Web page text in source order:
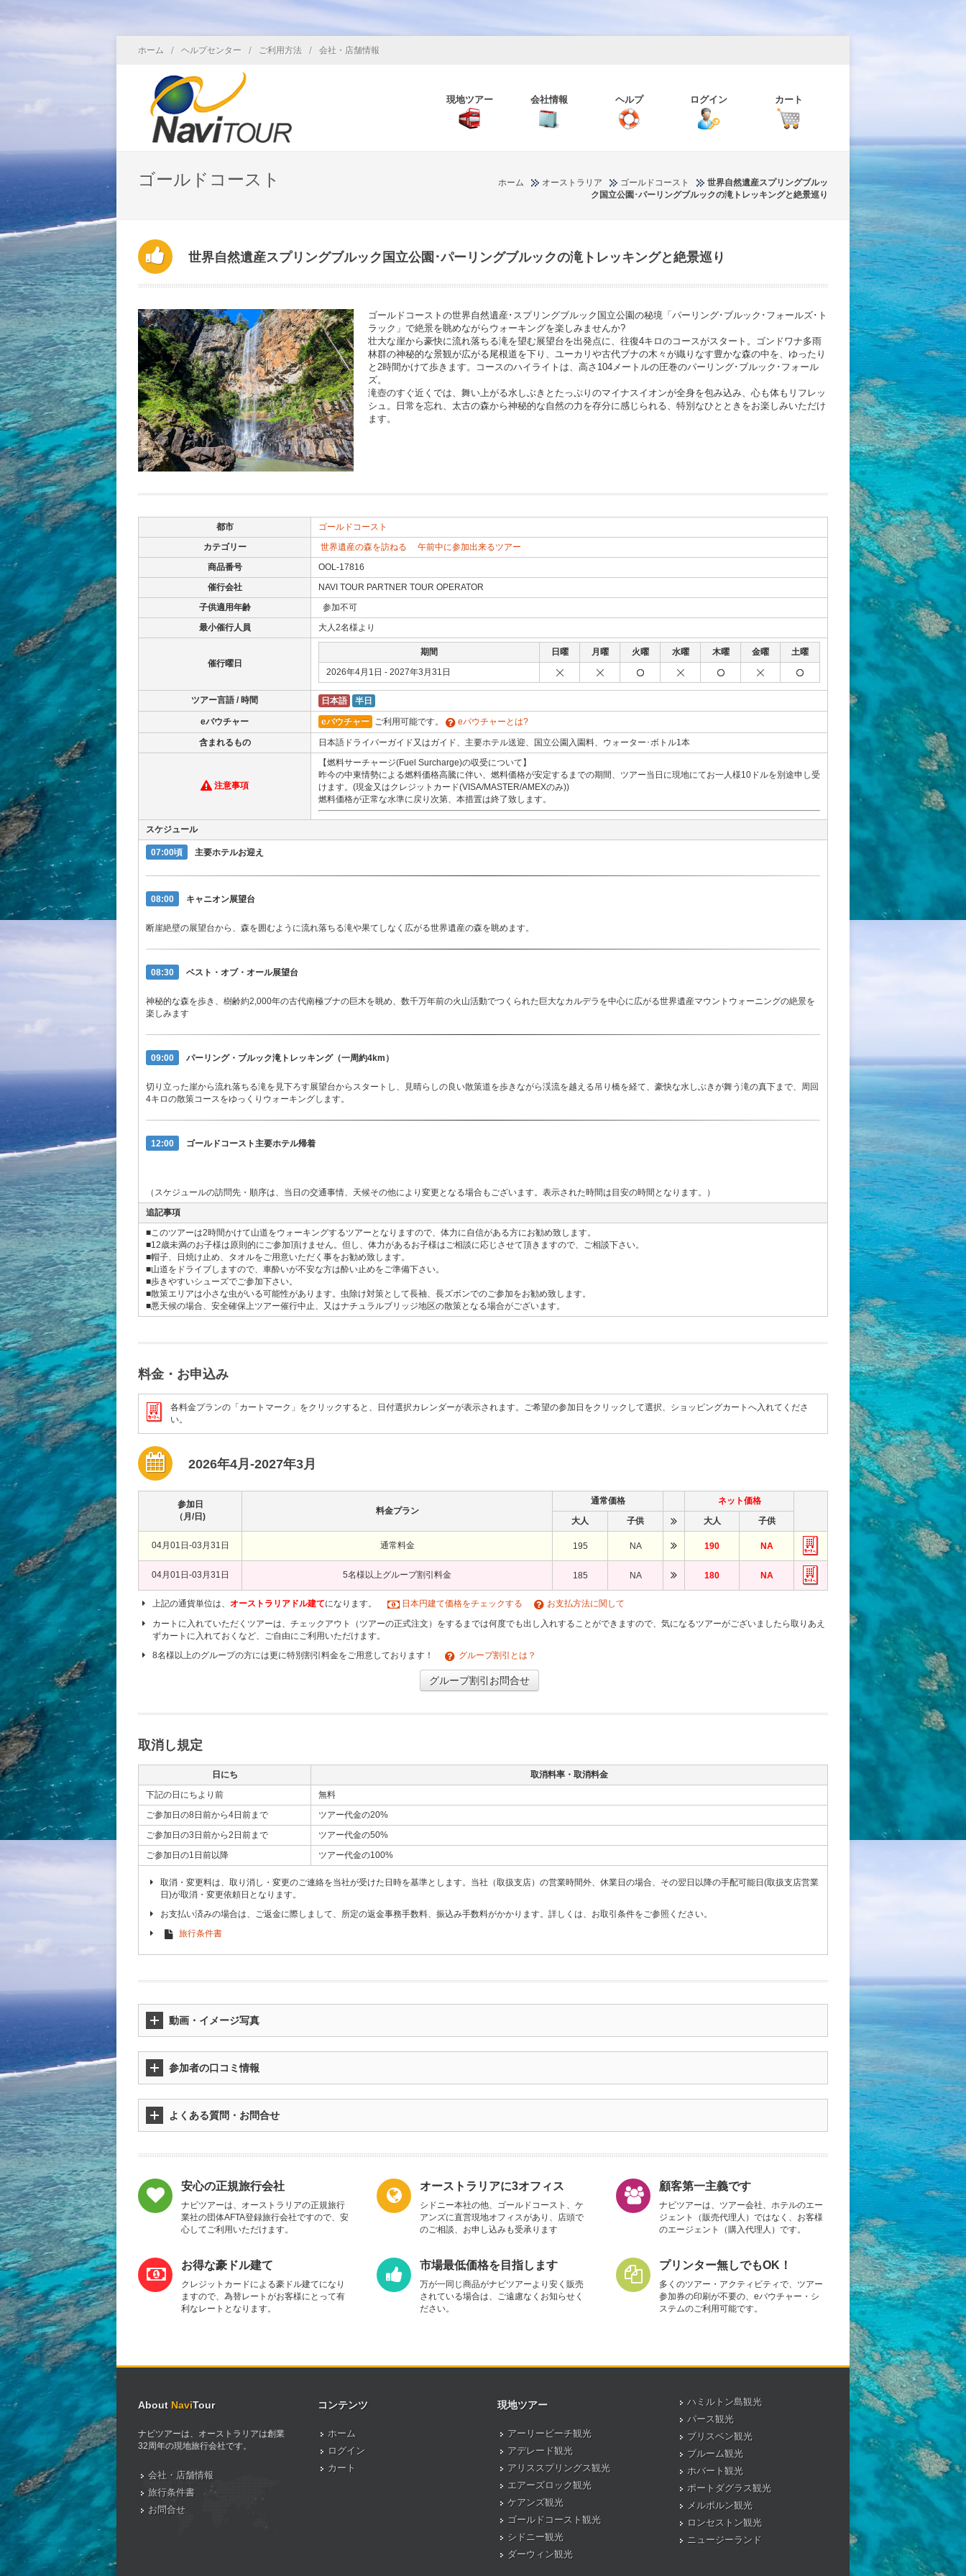
ホーム / ヘルプセンター / ご利用方法 / 会社・店舗情報
現地ツアー 会社情報 ヘルプ ログイン カート
ゴールドコースト ホーム オーストラリア ゴールドコースト
世界自然遺産スプリングブルッ
ク国立公園･パーリングブルックの滝トレッキングと絶景巡り
世界自然遺産スプリングブルック国立公園･パーリングブルックの滝トレッキングと絶景巡り
ゴールドコーストの世界自然遺産･スプリングブルック国立公園の秘境「パーリング･ブルック･フォールズ･ト
ラック」で絶景を眺めながらウォーキングを楽しみませんか?
壮大な崖から豪快に流れ落ちる滝を望む展望台を出発点に、往復4キロのコースがスタート。ゴンドワナ多雨
林群の神秘的な景観が広がる尾根道を下り、ユーカリや古代ブナの木々が織りなす豊かな森の中を、ゆったり
と2時間かけて歩きます。コースのハイライトは、高さ104メートルの圧巻のパーリング･ブルック･フォール
ズ。
滝壺のすぐ近くでは、舞い上がる水しぶきとたっぷりのマイナスイオンが全身を包み込み、心も体もリフレッ
シュ。日常を忘れ、太古の森から神秘的な自然の力を存分に感じられる、特別なひとときをお楽しみいただけ
ます。
都市
ゴールドコースト
カテゴリー
世界遺産の森を訪ねる
午前中に参加出来るツアー
商品番号
OOL-17816
催行会社
NAVI TOUR PARTNER TOUR OPERATOR
子供適用年齢
参加不可
最小催行人員
大人2名様より
催行曜日
期間 日曜 月曜 火曜 水曜 木曜 金曜
土曜
2026年4月1日 - 2027年3月31日
ツアー言語 / 時間 日本語 半日
eバウチャー eバウチャー ご利用可能です。 eバウチャーとは?
含まれるもの 日本語ドライバーガイド又はガイド、主要ホテル送迎、国立公園入園料、ウォーター･ボトル1本
注意事項
【燃料サーチャージ(Fuel Surcharge)の収受について】
昨今の中東情勢による燃料価格高騰に伴い、燃料価格が安定するまでの期間、ツアー当日に現地にてお一人様10ドルを別途申し受
けます。(現金又はクレジットカード(VISA/MASTER/AMEXのみ))
燃料価格が正常な水準に戻り次第、本措置は終了致します。
スケジュール
07:00頃 主要ホテルお迎え
08:00 キャニオン展望台
断崖絶壁の展望台から、森を囲むように流れ落ちる滝や果てしなく広がる世界遺産の森を眺めます。
08:30 ベスト・オブ・オール展望台
神秘的な森を歩き、樹齢約2,000年の古代南極ブナの巨木を眺め、数千万年前の火山活動でつくられた巨大なカルデラを中心に広がる世界遺産マウントウォーニングの絶景を
楽しみます
09:00 パーリング・ブルック滝トレッキング（一周約4km）
切り立った崖から流れ落ちる滝を見下ろす展望台からスタートし、見晴らしの良い散策道を歩きながら渓流を越える吊り橋を経て、豪快な水しぶきが舞う滝の真下まで、周回
4キロの散策コースをゆっくりウォーキングします。
12:00 ゴールドコースト主要ホテル帰着
（スケジュールの訪問先・順序は、当日の交通事情、天候その他により変更となる場合もございます。表示された時間は目安の時間となります。）
追記事項
■このツアーは2時間かけて山道をウォーキングするツアーとなりますので、体力に自信がある方にお勧め致します。
■12歳未満のお子様は原則的にご参加頂けません。但し、体力があるお子様はご相談に応じさせて頂きますので、ご相談下さい。
■帽子、日焼け止め、タオルをご用意いただく事をお勧め致します。
■山道をドライブしますので、車酔いが不安な方は酔い止めをご準備下さい。
■歩きやすいシューズでご参加下さい。
■散策エリアは小さな虫がいる可能性があります。虫除け対策として長袖、長ズボンでのご参加をお勧め致します。
■悪天候の場合、安全確保上ツアー催行中止、又はナチュラルブリッジ地区の散策となる場合がございます。
料金・お申込み
各料金プランの「カートマーク」をクリックすると、日付選択カレンダーが表示されます。ご希望の参加日をクリックして選択、ショッピングカートへ入れてくださ
い。
2026年4月-2027年3月
参加日
（月/日)
料金プラン
通常価格
ネット価格
大人
子供 大人 子供
04月01日-03月31日 通常料金 195 NA 190 NA
04月01日-03月31日 5名様以上グループ割引料金 185 NA 180 NA
上記の通貨単位は、 オーストラリアドル建てになります。 日本円建て価格をチェックする
お支払方法に関して
カートに入れていただくツアーは、チェックアウト（ツアーの正式注文）をするまでは何度でも出し入れすることができますので、気になるツアーがございましたら取りあえ
ずカートに入れておくなど、ご自由にご利用いただけます。
8名様以上のグループの方には更に特別割引料金をご用意しております！
グループ割引とは？
グループ割引お問合せ
取消し規定
日にち
取消料率・取消料金
下記の日にちより前
無料
ご参加日の8日前から4日前まで
ツアー代金の20%
ご参加日の3日前から2日前まで
ツアー代金の50%
ご参加日の1日前以降
ツアー代金の100%
取消・変更料は、取り消し・変更のご連絡を当社が受けた日時を基準とします。当社（取扱支店）の営業時間外、休業日の場合、その翌日以降の手配可能日(取扱支店営業
日)が取消・変更依頼日となります。
お支払い済みの場合は、ご返金に際しまして、所定の返金事務手数料、振込み手数料がかかります。詳しくは、お取引条件をご参照ください。
旅行条件書
動画・イメージ写真
参加者の口コミ情報
よくある質問・お問合せ
安心の正規旅行会社
ナビツアーは、オーストラリアの正規旅行
業社の団体AFTA登録旅行会社ですので、安
心してご利用いただけます。
オーストラリアに3オフィス
シドニー本社の他、ゴールドコースト、ケ
アンズに直営現地オフィスがあり、店頭で
のご相談、お申し込みも受承ります
顧客第一主義です
ナビツアーは、ツアー会社、ホテルのエー
ジェント（販売代理人）ではなく、お客様
のエージェント（購入代理人）です。
お得な豪ドル建て
クレジットカードによる豪ドル建てになり
ますので、為替レートがお客様にとって有
利なレートとなります。
市場最低価格を目指します
万が一同じ商品がナビツアーより安く販売
されている場合は、ご遠慮なくお知らせく
ださい。
プリンター無しでもOK！
多くのツアー・アクティビティで、ツアー
参加券の印刷が不要の、eバウチャー・シ
ステムのご利用可能です。
About NaviTour
ナビツアーは、オーストラリアは創業
32周年の現地旅行会社です。
会社・店舗情報
旅行条件書
お問合せ
コンテンツ
ホーム
ログイン
カート
現地ツアー
アーリービーチ観光
アデレード観光
アリススプリングス観光
エアーズロック観光
ケアンズ観光
ゴールドコースト観光
シドニー観光
ダーウィン観光
ハミルトン島観光
パース観光
ブリスベン観光
ブルーム観光
ホバート観光
ポートダグラス観光
メルボルン観光
ロンセストン観光
ニュージーランド